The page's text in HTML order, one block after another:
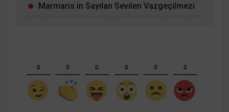
Marmaris in Sayılan Sevilen Vazgeçilmezi
0 0 0 0 0 0